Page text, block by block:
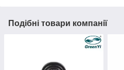
Подібні товари компанії